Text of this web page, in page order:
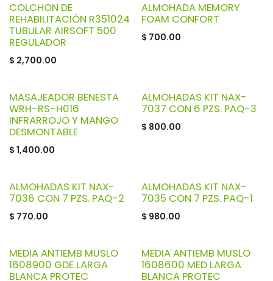
COLCHON DE
REHABILITACIÓN R351024
TUBULAR AIRSOFT 500
REGULADOR
$ 2,700.00
ALMOHADA MEMORY
FOAM CONFORT
$ 700.00
MASAJEADOR BENESTA
WRH-RS-H016
INFRARROJO Y MANGO
DESMONTABLE
$ 1,400.00
ALMOHADAS KIT NAX-
7037 CON 6 PZS. PAQ-3
$ 800.00
ALMOHADAS KIT NAX-
7036 CON 7 PZS. PAQ-2
$ 770.00
ALMOHADAS KIT NAX-
7035 CON 7 PZS. PAQ-1
$ 980.00
MEDIA ANTIEMB MUSLO
1608900 GDE LARGA
BLANCA PROTEC
MEDIA ANTIEMB MUSLO
1608600 MED LARGA
BLANCA PROTEC